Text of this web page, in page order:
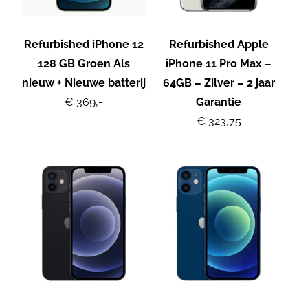
Refurbished iPhone 12
128 GB Groen Als
nieuw + Nieuwe batterij
€ 369,-
Refurbished Apple
iPhone 11 Pro Max –
64GB – Zilver – 2 jaar
Garantie
€ 323,75